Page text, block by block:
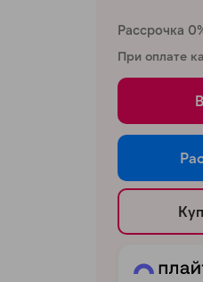
Рассрочка
При оплате